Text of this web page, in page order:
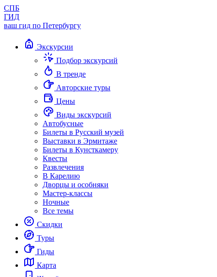
СПБ
ГИД
ваш гид по Петербургу
Экскурсии
Подбор экскурсий
В тренде
Авторские туры
Цены
Виды экскурсий
Автобусные
Билеты в Русский музей
Выставки в Эрмитаже
Билеты в Кунсткамеру
Квесты
Развлечения
В Карелию
Дворцы и особняки
Мастер-классы
Ночные
Все темы
Скидки
Туры
Гиды
Карта